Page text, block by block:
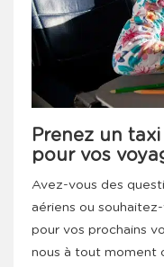
Prenez un
pour vos
Avez-vous des
aériens ou
pour vos prochains
nous à tout moment